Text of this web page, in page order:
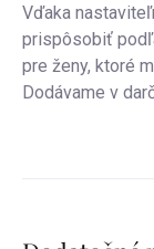
Vďaka
prispôsobiť
pre ženy, ktoré
Dodávame v